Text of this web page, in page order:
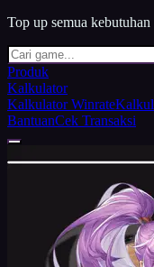
Top up semua
Produk
Kalkulator
Kalkulator Winrate
BantuanCek Transaksi